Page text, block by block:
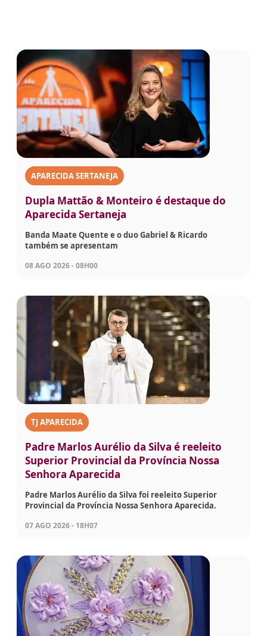
APARECIDA SERTANEJA
Dupla Mattão & Monteiro é destaque do
Aparecida Sertaneja
Banda Maate Quente e o duo Gabriel & Ricardo
também se apresentam
08 AGO 2026 - 08H00
TJ APARECIDA
Padre Marlos Aurélio da Silva é reeleito
Superior Provincial da Província Nossa
Senhora Aparecida
Padre Marlos Aurélio da Silva foi reeleito Superior
Provincial da Província Nossa Senhora Aparecida.
07 AGO 2026 - 18H07